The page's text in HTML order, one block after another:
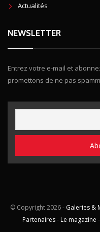
Actualités
NEWSLETTER
Entrez votre e-mail et
promettons de ne pas
© Copyright2026 - Galeries &
Partenaires- Le magazine -